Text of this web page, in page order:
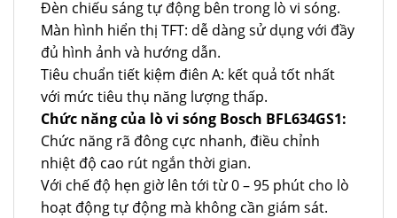
Đèn chiếu sáng tự động bên trong lò vi sóng.
Màn hình hiển thị TFT: dễ dàng sử dụng với đầy
đủ hình ảnh và hướng dẫn.
Tiêu chuẩn tiết kiệm điên A: kết quả tốt nhất
với mức tiêu thụ năng lượng thấp.
Chức năng của lò vi sóng Bosch BFL634GS1:
Chức năng rã đông cực nhanh, điều chỉnh
nhiệt độ cao rút ngắn thời gian.
Với chế độ hẹn giờ lên tới từ 0 – 95 phút cho lò
hoạt động tự động mà không cần giám sát.